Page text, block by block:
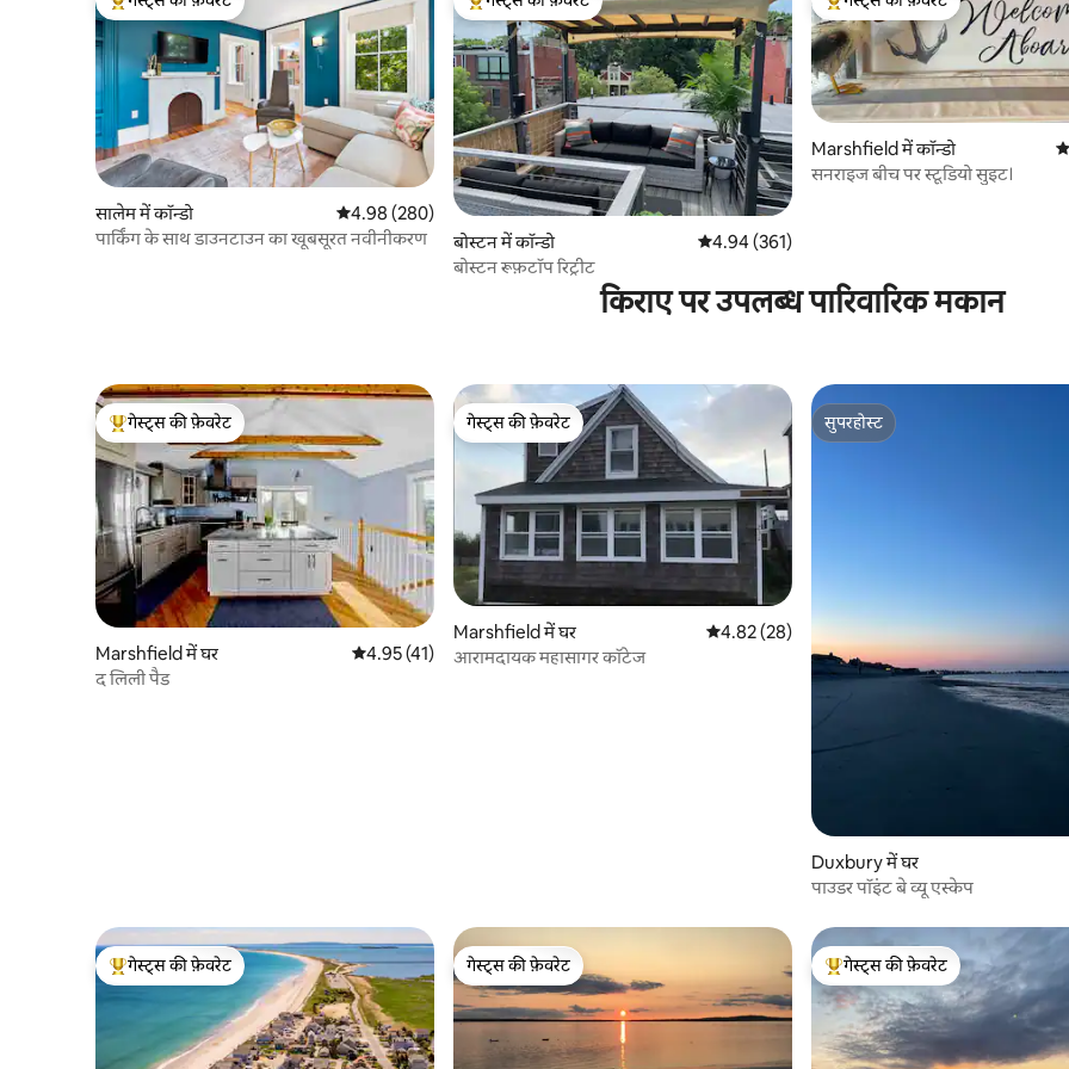
गेस्ट्स का टॉप फ़ेवरेट
सालेम में कॉन्डो औसत रेटिंग 5 में से 4.98, 280 समीक्षाएँ
4.98 (280)
पार्किंग के साथ डाउनटाउन का खूबसूरत नवीनीकरण
गेस्ट्स का टॉप फ़ेवरेट
बोस्टन में कॉन्डो औसत रेटिंग 5 में से 4.94, 361 समीक्षाएँ
4.94 (361)
बोस्टन रूफ़टॉप रिट्रीट
गेस्ट्स का टॉप फ़ेवरेट
Marshfield में कॉन्डो
सनराइज बीच पर स्टूडियो सुइट।
किराए पर उपलब्ध पारिवारिक मकान
गेस्ट्स का टॉप फ़ेवरेट
गेस्ट्स की फ़ेवरेट
Marshfield में घर औसत रेटिंग 5 में से 4.95, 41 समीक्षाएँ
4.95 (41)
द लिली पैड
गेस्ट्स की फ़ेवरेट
गेस्ट्स की फ़ेवरेट
Marshfield में घर औसत रेटिंग 5 में से 4.82, 28 समीक्षाएँ
4.82 (28)
आरामदायक महासागर कॉटेज
सुपरहोस्ट
सुपरहोस्ट
Duxbury में घर
पाउडर पॉइंट बे व्यू एस्केप
गेस्ट्स का टॉप फ़ेवरेट
गेस्ट्स की फ़ेवरेट
गेस्ट्स की फ़ेवरेट
गेस्ट्स की फ़ेवरेट
गेस्ट्स का टॉप फ़ेवरेट
गेस्ट्स की फ़ेवरेट